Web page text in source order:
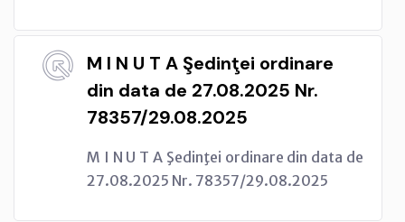
M I N U T A Şedinţei ordinare
din data de 27.08.2025 Nr.
78357/29.08.2025
M I N U T A Şedinţei ordinare din data de
27.08.2025 Nr. 78357/29.08.2025